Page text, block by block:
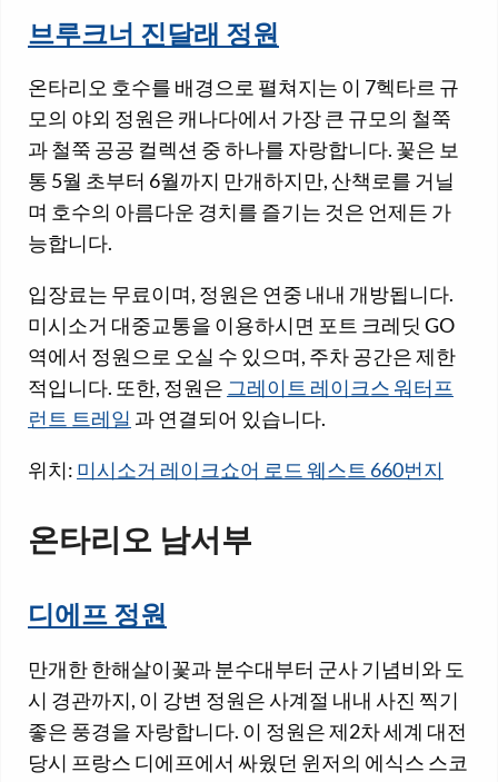
브루크너 진달래 정원
온타리오 호수를 배경으로 펼쳐지는 이 7헥타르 규
모의 야외 정원은 캐나다에서 가장 큰 규모의 철쭉
과 철쭉 공공 컬렉션 중 하나를 자랑합니다. 꽃은 보
통 5월 초부터 6월까지 만개하지만, 산책로를 거닐
며 호수의 아름다운 경치를 즐기는 것은 언제든 가
능합니다.
입장료는 무료이며, 정원은 연중 내내 개방됩니다.
미시소거 대중교통을 이용하시면 포트 크레딧 GO
역에서 정원으로 오실 수 있으며, 주차 공간은 제한
적입니다. 또한, 정원은 그레이트 레이크스 워터프
런트 트레일 과 연결되어 있습니다.
위치: 미시소거 레이크쇼어 로드 웨스트 660번지
온타리오 남서부
디에프 정원
만개한 한해살이꽃과 분수대부터 군사 기념비와 도
시 경관까지, 이 강변 정원은 사계절 내내 사진 찍기
좋은 풍경을 자랑합니다. 이 정원은 제2차 세계 대전
당시 프랑스 디에프에서 싸웠던 윈저의 에식스 스코